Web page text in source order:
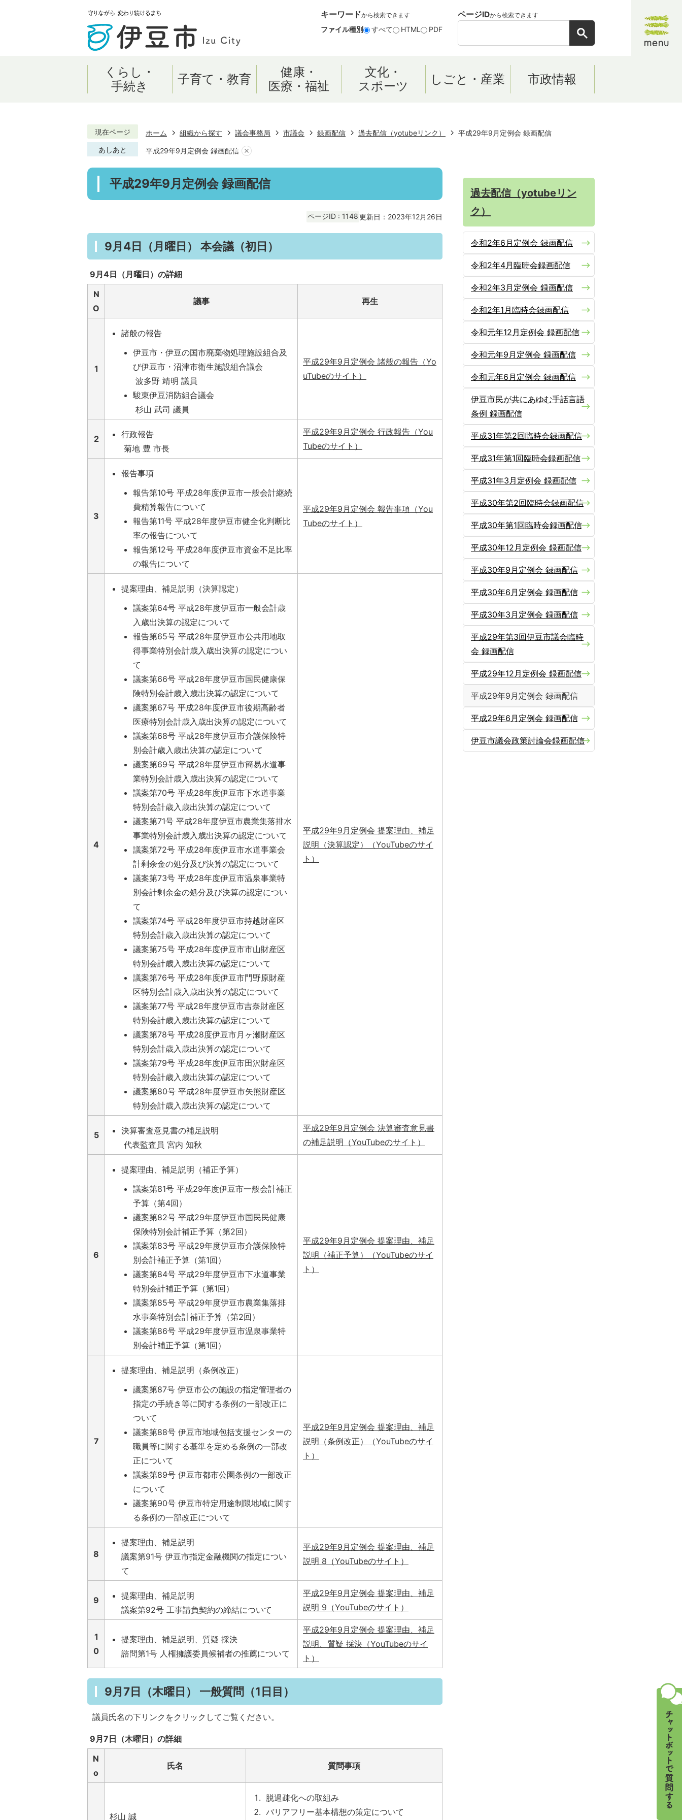
キーワードから検索できます
ファイル種別 すべて HTML PDF
ページIDから検索できます
くらし・
手続き
子育て・教育
健康・
医療・福祉
文化・
スポーツ
しごと・産業 市政情報
現在ページ ホーム 組織から探す 議会事務局 市議会 録画配信 過去配信（yotubeリンク）
平成29年9月定例会 録画配信
あしあと
平成29年9月定例会 録画配信
平成29年9月定例会 録画配信
ページID : 1148更新日：2023年12月26日
9月4日（月曜日） 本会議（初日）
9月4日（月曜日）の詳細
N
O
議事 再生
1
諸般の報告
伊豆市・伊豆の国市廃棄物処理施設組合及
び伊豆市・沼津市衛生施設組合議会
波多野 靖明 議員
駿東伊豆消防組合議会
杉山 武司 議員
平成29年9月定例会 諸般の報告（Yo
uTubeのサイト）
2
行政報告
菊地 豊 市長
平成29年9月定例会 行政報告（You
Tubeのサイト）
3
報告事項
報告第10号 平成28年度伊豆市一般会計継続
費精算報告について
報告第11号 平成28年度伊豆市健全化判断比
率の報告について
報告第12号 平成28年度伊豆市資金不足比率
の報告について
平成29年9月定例会 報告事項（You
Tubeのサイト）
4
提案理由、補足説明（決算認定）
議案第64号 平成28年度伊豆市一般会計歳
入歳出決算の認定について
報告第65号 平成28年度伊豆市公共用地取
得事業特別会計歳入歳出決算の認定につい
て
議案第66号 平成28年度伊豆市国民健康保
険特別会計歳入歳出決算の認定について
議案第67号 平成28年度伊豆市後期高齢者
医療特別会計歳入歳出決算の認定について
議案第68号 平成28年度伊豆市介護保険特
別会計歳入歳出決算の認定について
議案第69号 平成28年度伊豆市簡易水道事
業特別会計歳入歳出決算の認定について
議案第70号 平成28年度伊豆市下水道事業
特別会計歳入歳出決算の認定について
議案第71号 平成28年度伊豆市農業集落排水
事業特別会計歳入歳出決算の認定について
議案第72号 平成28年度伊豆市水道事業会
計剰余金の処分及び決算の認定について
議案第73号 平成28年度伊豆市温泉事業特
別会計剰余金の処分及び決算の認定につい
て
議案第74号 平成28年度伊豆市持越財産区
特別会計歳入歳出決算の認定について
議案第75号 平成28年度伊豆市市山財産区
特別会計歳入歳出決算の認定について
議案第76号 平成28年度伊豆市門野原財産
区特別会計歳入歳出決算の認定について
議案第77号 平成28年度伊豆市吉奈財産区
特別会計歳入歳出決算の認定について
議案第78号 平成28度伊豆市月ヶ瀬財産区
特別会計歳入歳出決算の認定について
議案第79号 平成28年度伊豆市田沢財産区
特別会計歳入歳出決算の認定について
議案第80号 平成28年度伊豆市矢熊財産区
特別会計歳入歳出決算の認定について
平成29年9月定例会 提案理由、補足
説明（決算認定）（YouTubeのサイ
ト）
5
決算審査意見書の補足説明
代表監査員 宮内 知秋
平成29年9月定例会 決算審査意見書
の補足説明（YouTubeのサイト）
6
提案理由、補足説明（補正予算）
議案第81号 平成29年度伊豆市一般会計補正
予算（第4回）
議案第82号 平成29年度伊豆市国民民健康
保険特別会計補正予算（第2回）
議案第83号 平成29年度伊豆市介護保険特
別会計補正予算（第1回）
議案第84号 平成29年度伊豆市下水道事業
特別会計補正予算（第1回）
議案第85号 平成29年度伊豆市農業集落排
水事業特別会計補正予算（第2回）
議案第86号 平成29年度伊豆市温泉事業特
別会計補正予算（第1回）
平成29年9月定例会 提案理由、補足
説明（補正予算）（YouTubeのサイ
ト）
7
提案理由、補足説明（条例改正）
議案第87号 伊豆市公の施設の指定管理者の
指定の手続き等に関する条例の一部改正に
ついて
議案第88号 伊豆市地域包括支援センターの
職員等に関する基準を定める条例の一部改
正について
議案第89号 伊豆市都市公園条例の一部改正
について
議案第90号 伊豆市特定用途制限地域に関す
る条例の一部改正について
平成29年9月定例会 提案理由、補足
説明（条例改正）（YouTubeのサイ
ト）
8
提案理由、補足説明
議案第91号 伊豆市指定金融機関の指定につい
て
平成29年9月定例会 提案理由、補足
説明 8（YouTubeのサイト）
9
提案理由、補足説明
議案第92号 工事請負契約の締結について
平成29年9月定例会 提案理由、補足
説明 9（YouTubeのサイト）
1
0
提案理由、補足説明、質疑 採決
諮問第1号 人権擁護委員候補者の推薦について
平成29年9月定例会 提案理由、補足
説明、質疑 採決（YouTubeのサイ
ト）
9月7日（木曜日） 一般質問（1日目）
議員氏名の下リンクをクリックしてご覧ください。
9月7日（木曜日）の詳細
N
o
氏名 質問事項
杉山 誠
脱過疎化への取組み
バリアフリー基本構想の策定について
過去配信（yotubeリン
ク）
令和2年6月定例会 録画配信
令和2年4月臨時会録画配信
令和2年3月定例会 録画配信
令和2年1月臨時会録画配信
令和元年12月定例会 録画配信
令和元年9月定例会 録画配信
令和元年6月定例会 録画配信
伊豆市民が共にあゆむ手話言語
条例 録画配信
平成31年第2回臨時会録画配信
平成31年第1回臨時会録画配信
平成31年3月定例会 録画配信
平成30年第2回臨時会録画配信
平成30年第1回臨時会録画配信
平成30年12月定例会 録画配信
平成30年9月定例会 録画配信
平成30年6月定例会 録画配信
平成30年3月定例会 録画配信
平成29年第3回伊豆市議会臨時
会 録画配信
平成29年12月定例会 録画配信
平成29年9月定例会 録画配信
平成29年6月定例会 録画配信
伊豆市議会政策討論会録画配信